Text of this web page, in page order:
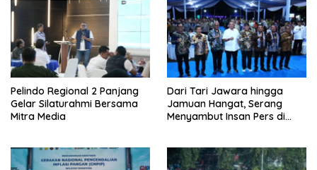
Pelindo Regional 2 Panjang
Gelar Silaturahmi Bersama
Mitra Media
Dari Tari Jawara hingga
Jamuan Hangat, Serang
Menyambut Insan Pers di